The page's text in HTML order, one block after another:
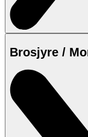
Brosjyre /